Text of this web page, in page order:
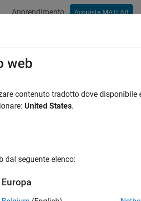
Apprendimento Acquista MATLAB
per
web
contenuto tradotto dove disponibile
United States.
dal seguente elenco:
Europa